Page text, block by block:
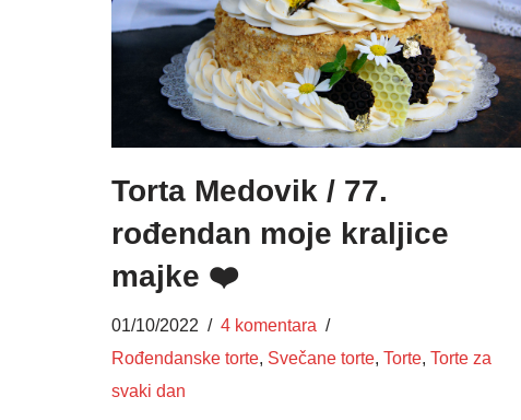
Torta Medovik / 77.
rođendan moje kraljice
majke ❤️
01/10/2022
4 komentara
Rođendanske torte, Svečane torte, Torte, Torte za
svaki dan